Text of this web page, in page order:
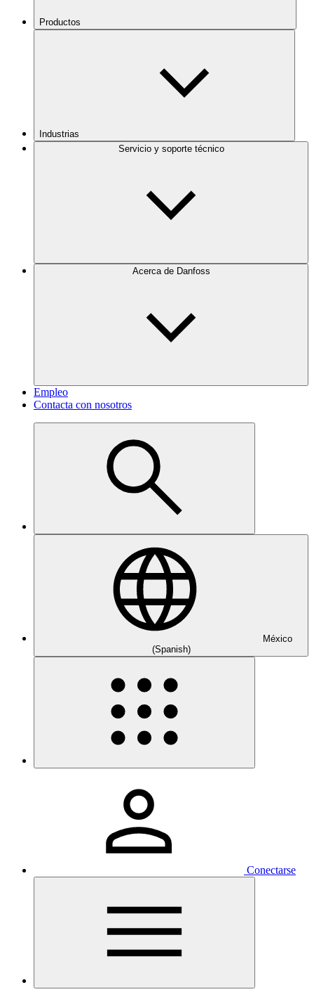
Productos
Industrias
Servicio y soporte técnico
Acerca de Danfoss
Empleo
Contacta con nosotros
México
(Spanish)
Conectarse